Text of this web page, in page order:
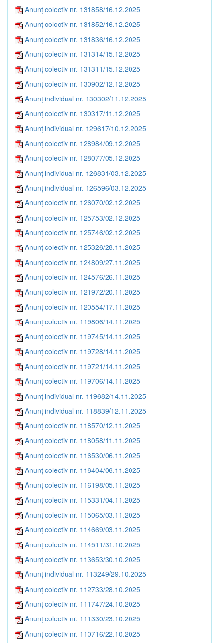
Anunț colectiv nr. 131858/16.12.2025
Anunț colectiv nr. 131852/16.12.2025
Anunț colectiv nr. 131836/16.12.2025
Anunț colectiv nr. 131314/15.12.2025
Anunț colectiv nr. 131311/15.12.2025
Anunț colectiv nr. 130902/12.12.2025
Anunț individual nr. 130302/11.12.2025
Anunț colectiv nr. 130317/11.12.2025
Anunț individual nr. 129617/10.12.2025
Anunț colectiv nr. 128984/09.12.2025
Anunț colectiv nr. 128077/05.12.2025
Anunț individual nr. 126831/03.12.2025
Anunț individual nr. 126596/03.12.2025
Anunț colectiv nr. 126070/02.12.2025
Anunț colectiv nr. 125753/02.12.2025
Anunț colectiv nr. 125746/02.12.2025
Anunț colectiv nr. 125326/28.11.2025
Anunț colectiv nr. 124809/27.11.2025
Anunț colectiv nr. 124576/26.11.2025
Anunț colectiv nr. 121972/20.11.2025
Anunț colectiv nr. 120554/17.11.2025
Anunț colectiv nr. 119806/14.11.2025
Anunț colectiv nr. 119745/14.11.2025
Anunț colectiv nr. 119728/14.11.2025
Anunț colectiv nr. 119721/14.11.2025
Anunț colectiv nr. 119706/14.11.2025
Anunț individual nr. 119682/14.11.2025
Anunț individual nr. 118839/12.11.2025
Anunț colectiv nr. 118570/12.11.2025
Anunț colectiv nr. 118058/11.11.2025
Anunț colectiv nr. 116530/06.11.2025
Anunț colectiv nr. 116404/06.11.2025
Anunț colectiv nr. 116198/05.11.2025
Anunț colectiv nr. 115331/04.11.2025
Anunț colectiv nr. 115065/03.11.2025
Anunț colectiv nr. 114669/03.11.2025
Anunț colectiv nr. 114511/31.10.2025
Anunț colectiv nr. 113653/30.10.2025
Anunț individual nr. 113249/29.10.2025
Anunț colectiv nr. 112733/28.10.2025
Anunț colectiv nr. 111747/24.10.2025
Anunț colectiv nr. 111330/23.10.2025
Anunț colectiv nr. 110716/22.10.2025